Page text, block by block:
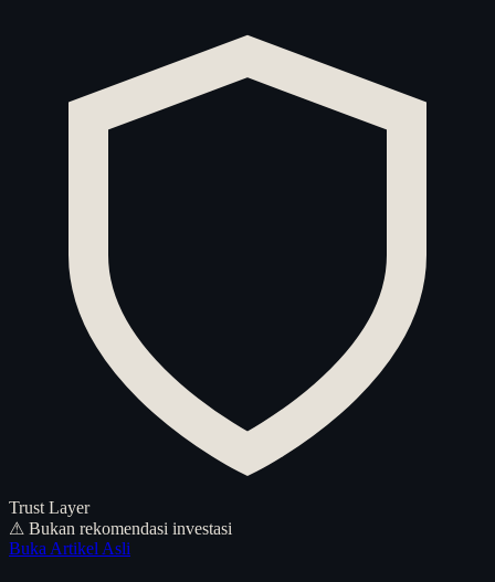
Trust Layer
⚠ Bukan rekomendasi investasi
Buka Artikel Asli